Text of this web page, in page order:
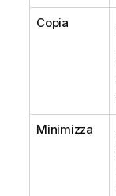
Copia
Minimizza